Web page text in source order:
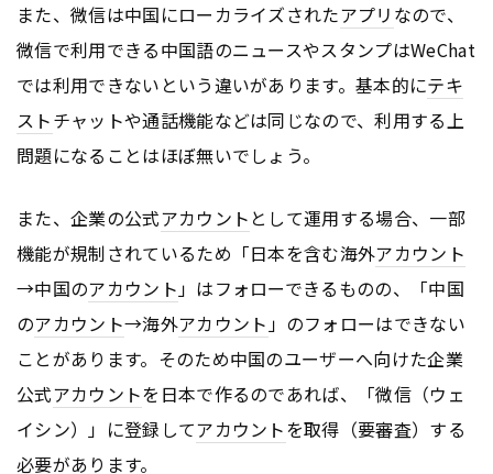
また、微信は中国にローカライズされたアプリ なので、
微信で利用できる中国語のニュースやスタンプはWeChat
では利用できないという違いがあります。基本的にテキ
ストチャットや通話機能などは同じなので、利用する上
問題になることはほぼ無いでしょう。
また、企業の公式アカウント として運用する場合、一部
機能が規制されているため「日本を含む海外アカウント
→中国のアカウント」はフォローできるものの、「中国
のアカウント→海外アカウント」のフォローはできない
ことがあります。そのため中国のユーザーへ向けた企業
公式アカウントを日本で作るのであれば、「微信（ウェ
イシン）」に登録してアカウントを取得（要審査）する
必要があります。